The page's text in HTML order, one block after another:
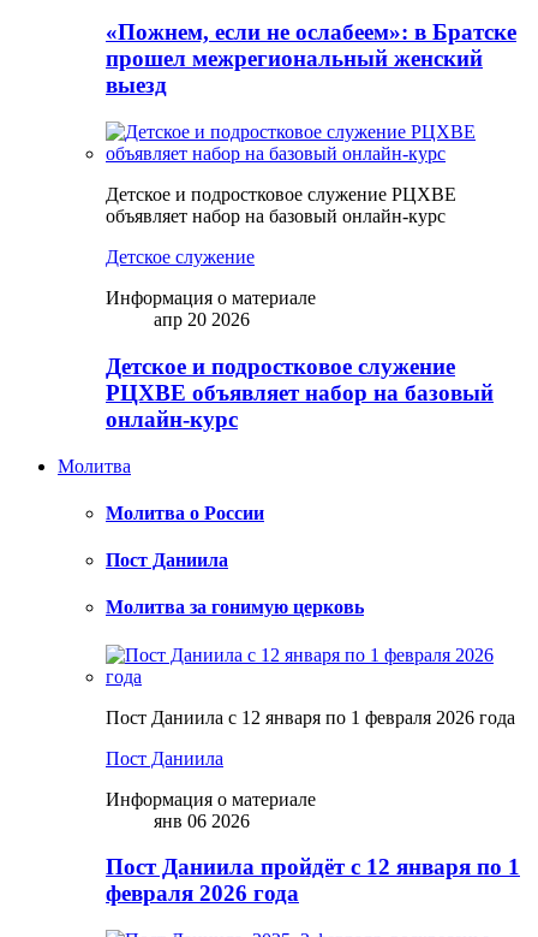
«Пожнем, если не ослабеем»: в Братске
прошел межрегиональный женский
выезд
Детское и подростковое служение РЦХВЕ
объявляет набор на базовый онлайн-курс
Детское служение
Информация о материале
апр 20 2026
Детское и подростковое служение
РЦХВЕ объявляет набор на базовый
онлайн-курс
Молитва
Молитва о России
Пост Даниила
Молитва за гонимую церковь
Пост Даниила с 12 января по 1 февраля 2026 года
Пост Даниила
Информация о материале
янв 06 2026
Пост Даниила пройдёт с 12 января по 1
февраля 2026 года